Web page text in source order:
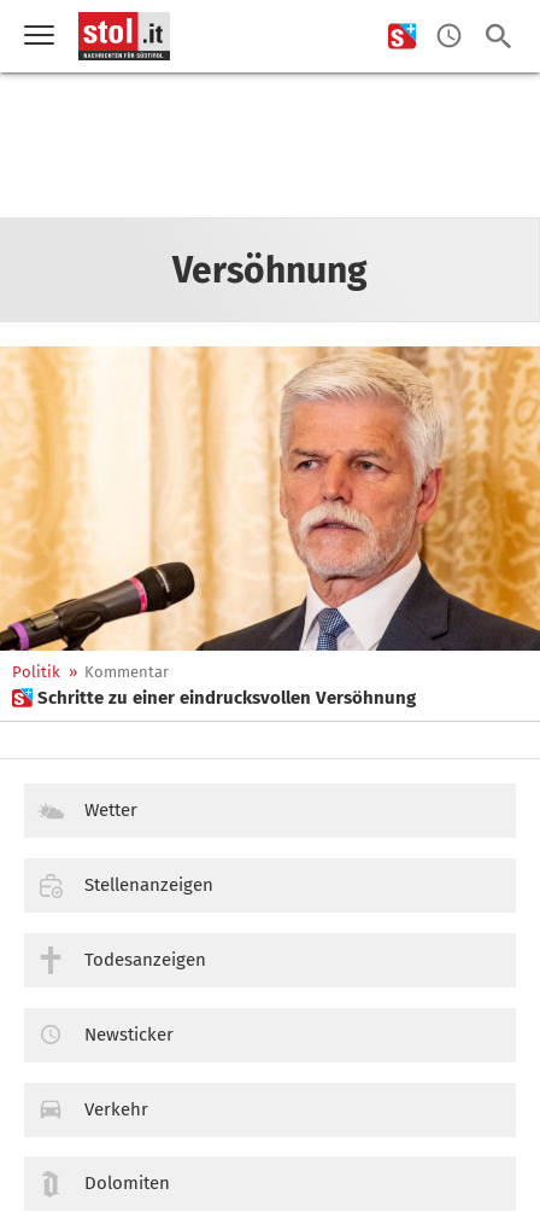
Versöhnung
Politik » Kommentar
 Schritte zu einer eindrucksvollen Versöhnung
Wetter
Stellenanzeigen
Todesanzeigen
Newsticker
Verkehr
Dolomiten